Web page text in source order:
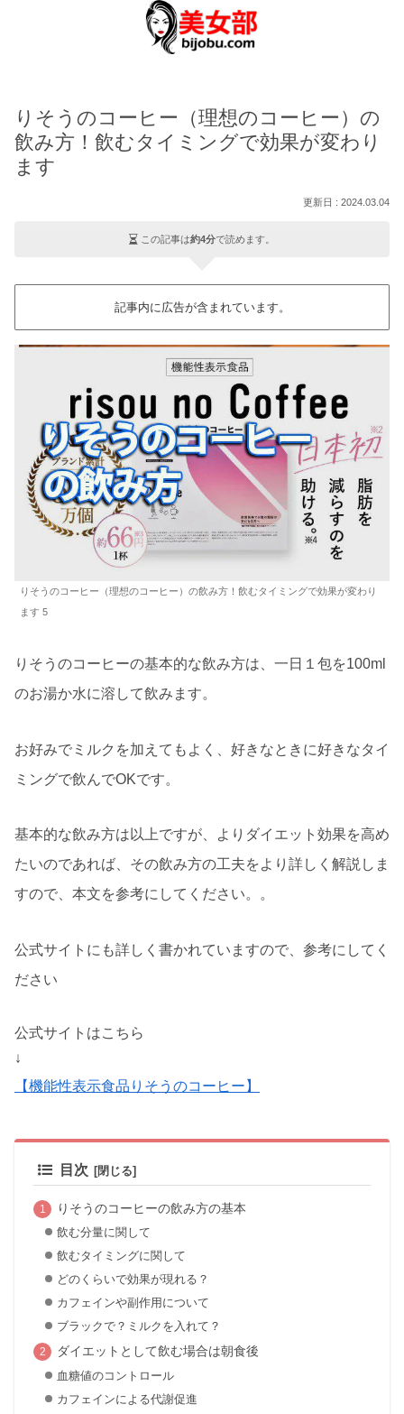
りそうのコーヒー（理想のコーヒー）の
飲み方！飲むタイミングで効果が変わり
ます
2024.03.04
この記事は約4分で読めます。
記事内に広告が含まれています。
りそうのコーヒー（理想のコーヒー）の飲み方！飲むタイミングで効果が変わり
ます 5
りそうのコーヒーの基本的な飲み方は、一日１包を100ml
のお湯か水に溶して飲みます。
お好みでミルクを加えてもよく、好きなときに好きなタイ
ミングで飲んでOKです。
基本的な飲み方は以上ですが、よりダイエット効果を高め
たいのであれば、その飲み方の工夫をより詳しく解説しま
すので、本文を参考にしてください。。
公式サイトにも詳しく書かれていますので、参考にしてく
ださい
公式サイトはこちら
↓
【機能性表示食品りそうのコーヒー】
目次
りそうのコーヒーの飲み方の基本
飲む分量に関して
飲むタイミングに関して
どのくらいで効果が現れる？
カフェインや副作用について
ブラックで？ミルクを入れて？
ダイエットとして飲む場合は朝食後
血糖値のコントロール
カフェインによる代謝促進